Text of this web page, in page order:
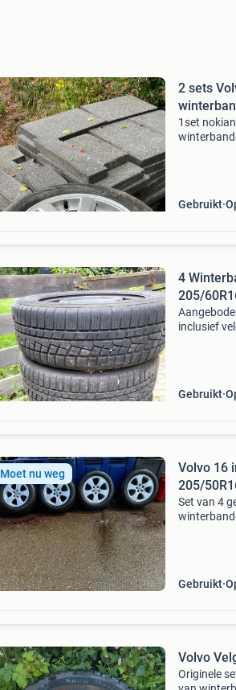
2 sets
1set
Gebruikt
4
205/
inclusief
Gebruikt
Moet nu weg
Volvo 16
205/
Set van 4
Gebruikt
Volvo
Originele